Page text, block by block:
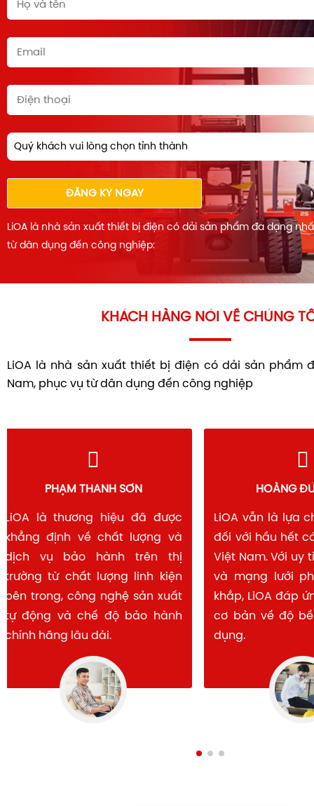
Quý khách vui lòng chọn tỉnh thành
ĐĂNG KÝ NGAY
LiOA là nhà sản xuất thiết bị điện có dải sản phẩm đa dạng
từ dân dụng đến công nghiệp:
KHÁCH HÀNG NÓI VỀ CHÚNG
LiOA là nhà sản xuất thiết bị điện có dải sản phẩm
Nam, phục vụ từ dân dụng đến công nghiệp
PHẠM THANH SƠN
LiOA là thương hiệu đã được
khẳng định về chất lượng và
dịch vụ bảo hành trên thị
trường từ chất lượng linh kiện
bên trong, công nghệ sản xuất
tự động và chế độ bảo hành
chính hãng lâu dài.
HOÀNG
LiOA vẫn là
đối với hầu
Việt Nam. Với
và mạng lưới
khắp, LiOA
cơ bản về độ
dụng.